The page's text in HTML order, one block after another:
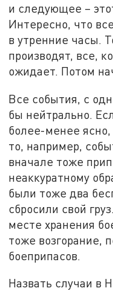
и следующее –
Интересно, что
в утренние часы.
производят, все,
ожидает. Потом
Все события, с
бы нейтрально.
более-менее ясно,
то, например,
вначале тоже
неаккуратному
были тоже два
сбросили свой
месте хранения
тоже возгорание,
боеприпасов.
Назвать случаи в